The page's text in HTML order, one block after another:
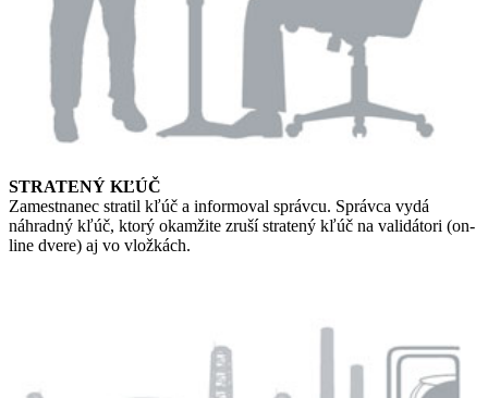
STRATENÝ KĽÚČ
Zamestnanec stratil kľúč a informoval správcu. Správca vydá
náhradný kľúč, ktorý okamžite zruší stratený kľúč na validátori (on-
line dvere) aj vo vložkách.